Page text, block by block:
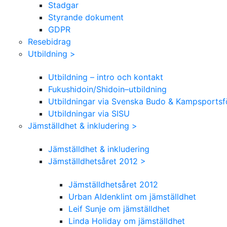
Stadgar
Styrande dokument
GDPR
Resebidrag
Utbildning >
Utbildning – intro och kontakt
Fukushidoin/Shidoin–utbildning
Utbildningar via Svenska Budo &
Utbildningar via SISU
Jämställdhet & inkludering >
Jämställdhet & inkludering
Jämställdhetsåret 2012 >
Jämställdhetsåret 2012
Urban Aldenklint om jämställdhet
Leif Sunje om jämställdhet
Linda Holiday om jämställdhet